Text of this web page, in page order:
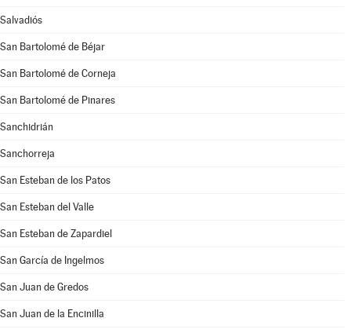
Salvadiós
San Bartolomé de Béjar
San Bartolomé de Corneja
San Bartolomé de Pinares
Sanchidrián
Sanchorreja
San Esteban de los Patos
San Esteban del Valle
San Esteban de Zapardiel
San García de Ingelmos
San Juan de Gredos
San Juan de la Encinilla